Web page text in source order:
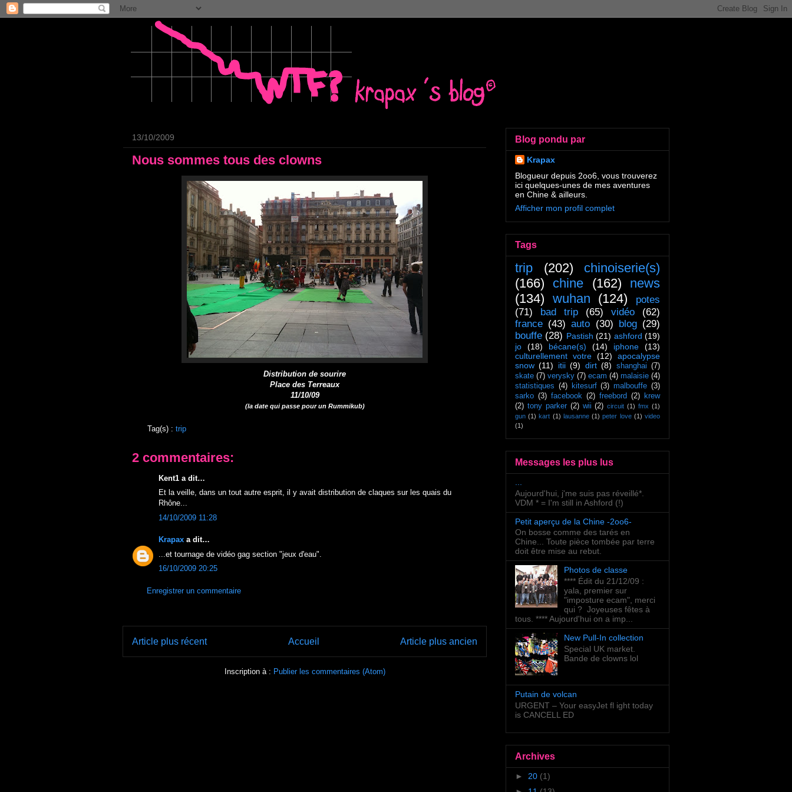
13/10/2009
Nous sommes tous des clowns
Distribution de sourire
Place des Terreaux
11/10/09
(la date qui passe pour un Rummikub)
Tag(s) : trip
2 commentaires:
Kent1 a dit…
Et la veille, dans un tout autre esprit, il y avait distribution de claques sur les quais du
Rhône...
14/10/2009 11:28
Krapax a dit…
...et tournage de vidéo gag section "jeux d'eau".
16/10/2009 20:25
Enregistrer un commentaire
Article plus récent Article plus ancien
Accueil
Inscription à : Publier les commentaires (Atom)
Blog pondu par
Krapax
Blogueur depuis 2oo6, vous trouverez
ici quelques-unes de mes aventures
en Chine & ailleurs.
Afficher mon profil complet
Tags
trip (202)
chinoiserie(s)
(166)
chine (162)
news
(134) wuhan (124)
potes
(71)
bad trip (65) vidéo
(62)
france (43) auto (30) blog (29)
bouffe (28) Pastish (21) ashford (19)
jo
(18) bécane(s) (14) iphone
(13)
culturellement votre (12)
apocalypse
snow (11) itii (9) dirt (8) shanghai (7)
skate (7) verysky (7) ecam (4) malaisie (4)
statistiques (4) kitesurf (3) malbouffe (3)
sarko (3) facebook (2) freebord (2)
krew
(2) tony parker (2) wii (2) circuit (1) fmx (1)
gun (1) kart (1) lausanne (1) peter love (1) video
(1)
Messages les plus lus
Aujourd'hui, j'me suis pas réveillé*.
VDM * = I'm still in Ashford (!)
Petit aperçu de la Chine -2oo6-
On bosse comme des tarés en
Chine... Toute pièce tombée par terre
doit être mise au rebut.
Photos de classe
**** Édit du 21/12/09 :
yala, premier sur
"imposture ecam", merci
qui ? Joyeuses fêtes à
tous. **** Aujourd'hui on a imp...
New Pull-In collection
Special UK market.
Bande de clowns lol
Putain de volcan
URGENT – Your easyJet fl ight today
is CANCELL ED
Archives
► 20 (1)